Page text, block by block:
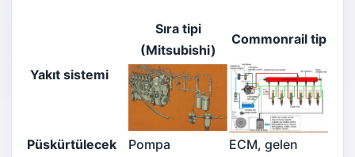
Yakıt sistemi
Sıra tipi
(Mitsubishi)
Commonrailtip
Püskürtülecek
Pompa
ECM, gelen